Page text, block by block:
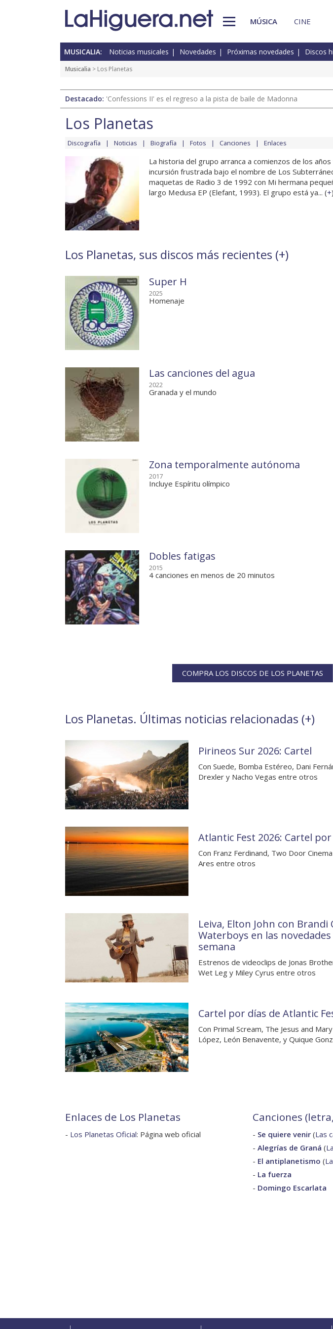
MÚSICA CINE
MUSICALIA: Noticias musicales Novedades Próximas novedades Discos
Musicalia > Los Planetas
Destacado: 'Confessions II' es el regreso a la pista de baile de Madonna
Los Planetas
Discografía Noticias Biografía Fotos Canciones Enlaces
La historia del grupo arranca a comienzos de los
incursión frustrada bajo el nombre de Los
maquetas de Radio 3 de 1992 con Mi hermana
largo Medusa EP (Elefant, 1993). El grupo está ya... (+)
Los Planetas, sus discos más recientes (+)
Super H
2025
Homenaje
Las canciones del agua
2022
Granada y el mundo
Zona temporalmente autónoma
2017
Incluye Espíritu olímpico
Dobles fatigas
2015
4 canciones en menos de 20 minutos
COMPRA LOS DISCOS DE LOS PLANETAS
Los Planetas. Últimas noticias relacionadas (+)
Pirineos Sur 2026: Cartel
Con Suede, Bomba Estéreo, Dani
Drexler y Nacho Vegas entre otros
Atlantic Fest 2026: Cartel
Con Franz Ferdinand, Two Door
Ares entre otros
Leiva, Elton John con Brandi
Waterboys en las
semana
Estrenos de videoclips de Jonas
Wet Leg y Miley Cyrus entre otros
Cartel por días de Atlantic
Con Primal Scream, The Jesus and
López, León Benavente, y Quique
Enlaces de Los Planetas
- Los Planetas Oficial: Página web oficial
Canciones
- Se quiere venir (Las
- Alegrías de Graná (
- El antiplanetismo (
- La fuerza
- Domingo Escarlata